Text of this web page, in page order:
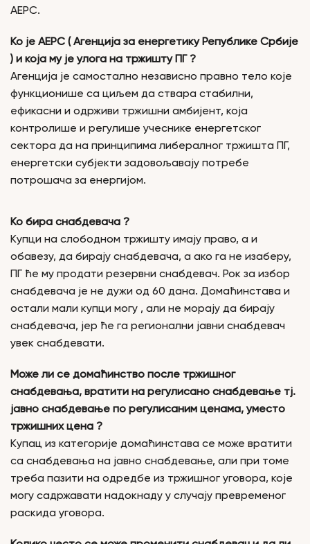
АЕРС.
Ко је АЕРС ( Агенција за енергетику Републике Србије
) и која му је улога на тржишту ПГ ?
Агенција је самостално независно правно тело које
функционише са циљем да ствара стабилни,
ефикасни и одрживи тржишни амбијент, која
контролише и регулише учеснике енергетског
сектора да на принципима либералног тржишта ПГ,
енергетски субјекти задовољавају потребе
потрошача за енергијом.
Ко бира снабдевача ?
Купци на слободном тржишту имају право, а и
обавезу, да бирају снабдевача, а ако га не изаберу,
ПГ ће му продати резервни снабдевач. Рок за избор
снабдевача је не дужи од 60 дана. Домаћинстава и
остали мали купци могу , али не морају да бирају
снабдевача, јер ће га регионални јавни снабдевач
увек снабдевати.
Може ли се домаћинство после тржишног
снабдевања, вратити на регулисано снабдевање тј.
јавно снабдевање по регулисаним ценама, уместо
тржишних цена ?
Купац из категорије домаћинстава се може вратити
са снабдевања на јавно снабдевање, али при томе
треба пазити на одредбе из тржишног уговора, које
могу садржавати надокнаду у случају превременог
раскида уговора.